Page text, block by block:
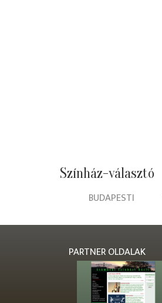
Színház-választó
BUDAPESTI
PARTNER OLDALAK